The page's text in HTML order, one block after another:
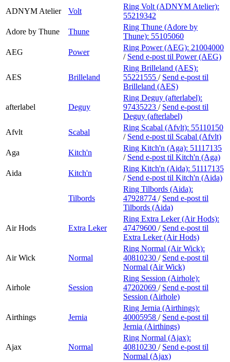
ADNYM Atelier
Volt
Ring Volt (ADNYM Atelier):
55219342
Adore by Thune
Thune
Ring Thune (Adore by
Thune): 55105060
AEG
Power
Ring Power (AEG): 21004000
/ Send e-post til Power (AEG)
AES Brilleland
Ring Brilleland (AES):
55221555 / Send e-post til
Brilleland (AES)
afterlabel Deguy
Ring Deguy (afterlabel):
97435223 / Send e-post til
Deguy (afterlabel)
Afvlt
Scabal
Ring Scabal (Afvlt): 55110150
/ Send e-post til Scabal (Afvlt)
Aga
Kitch'n
Ring Kitch'n (Aga): 51117135
/ Send e-post til Kitch'n (Aga)
Aida
Kitch'n
Ring Kitch'n (Aida): 51117135
/ Send e-post til Kitch'n (Aida)
Tilbords
Ring Tilbords (Aida):
47928774 / Send e-post til
Tilbords (Aida)
Air Hods Extra Leker
Ring Extra Leker (Air Hods):
47479600 / Send e-post til
Extra Leker (Air Hods)
Air Wick Normal
Ring Normal (Air Wick):
40810230 / Send e-post til
Normal (Air Wick)
Airhole Session
Ring Session (Airhole):
47202069 / Send e-post til
Session (Airhole)
Airthings Jernia
Ring Jernia (Airthings):
40005958 / Send e-post til
Jernia (Airthings)
Ajax Normal
Ring Normal (Ajax):
40810230 / Send e-post til
Normal (Ajax)